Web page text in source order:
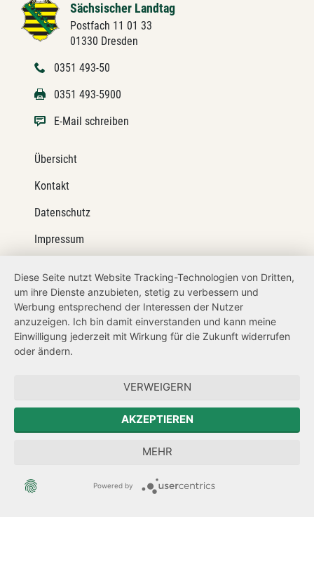
Sächsischer Landtag
Postfach 11 01 33
01330 Dresden
0351 493-50
0351 493-5900
E-Mail schreiben
Übersicht
Kontakt
Datenschutz
Impressum
Netiquette
Transparenzanspruch
Hinweisgeberschutz
Forum Mitteleuropa
Der Sächsische Integrationsbeauftragte
Sächsische Landesbeauftragte zur Aufarbeitung der SED-
Diese Seite nutzt Website Tracking-Technologien von Dritten,
um ihre Dienste anzubieten, stetig zu verbessern und
Werbung entsprechend der Interessen der Nutzer
anzuzeigen. Ich bin damit einverstanden und kann meine
Einwilligung jederzeit mit Wirkung für die Zukunft widerrufen
oder ändern.
VERWEIGERN
AKZEPTIEREN
MEHR
Powered by